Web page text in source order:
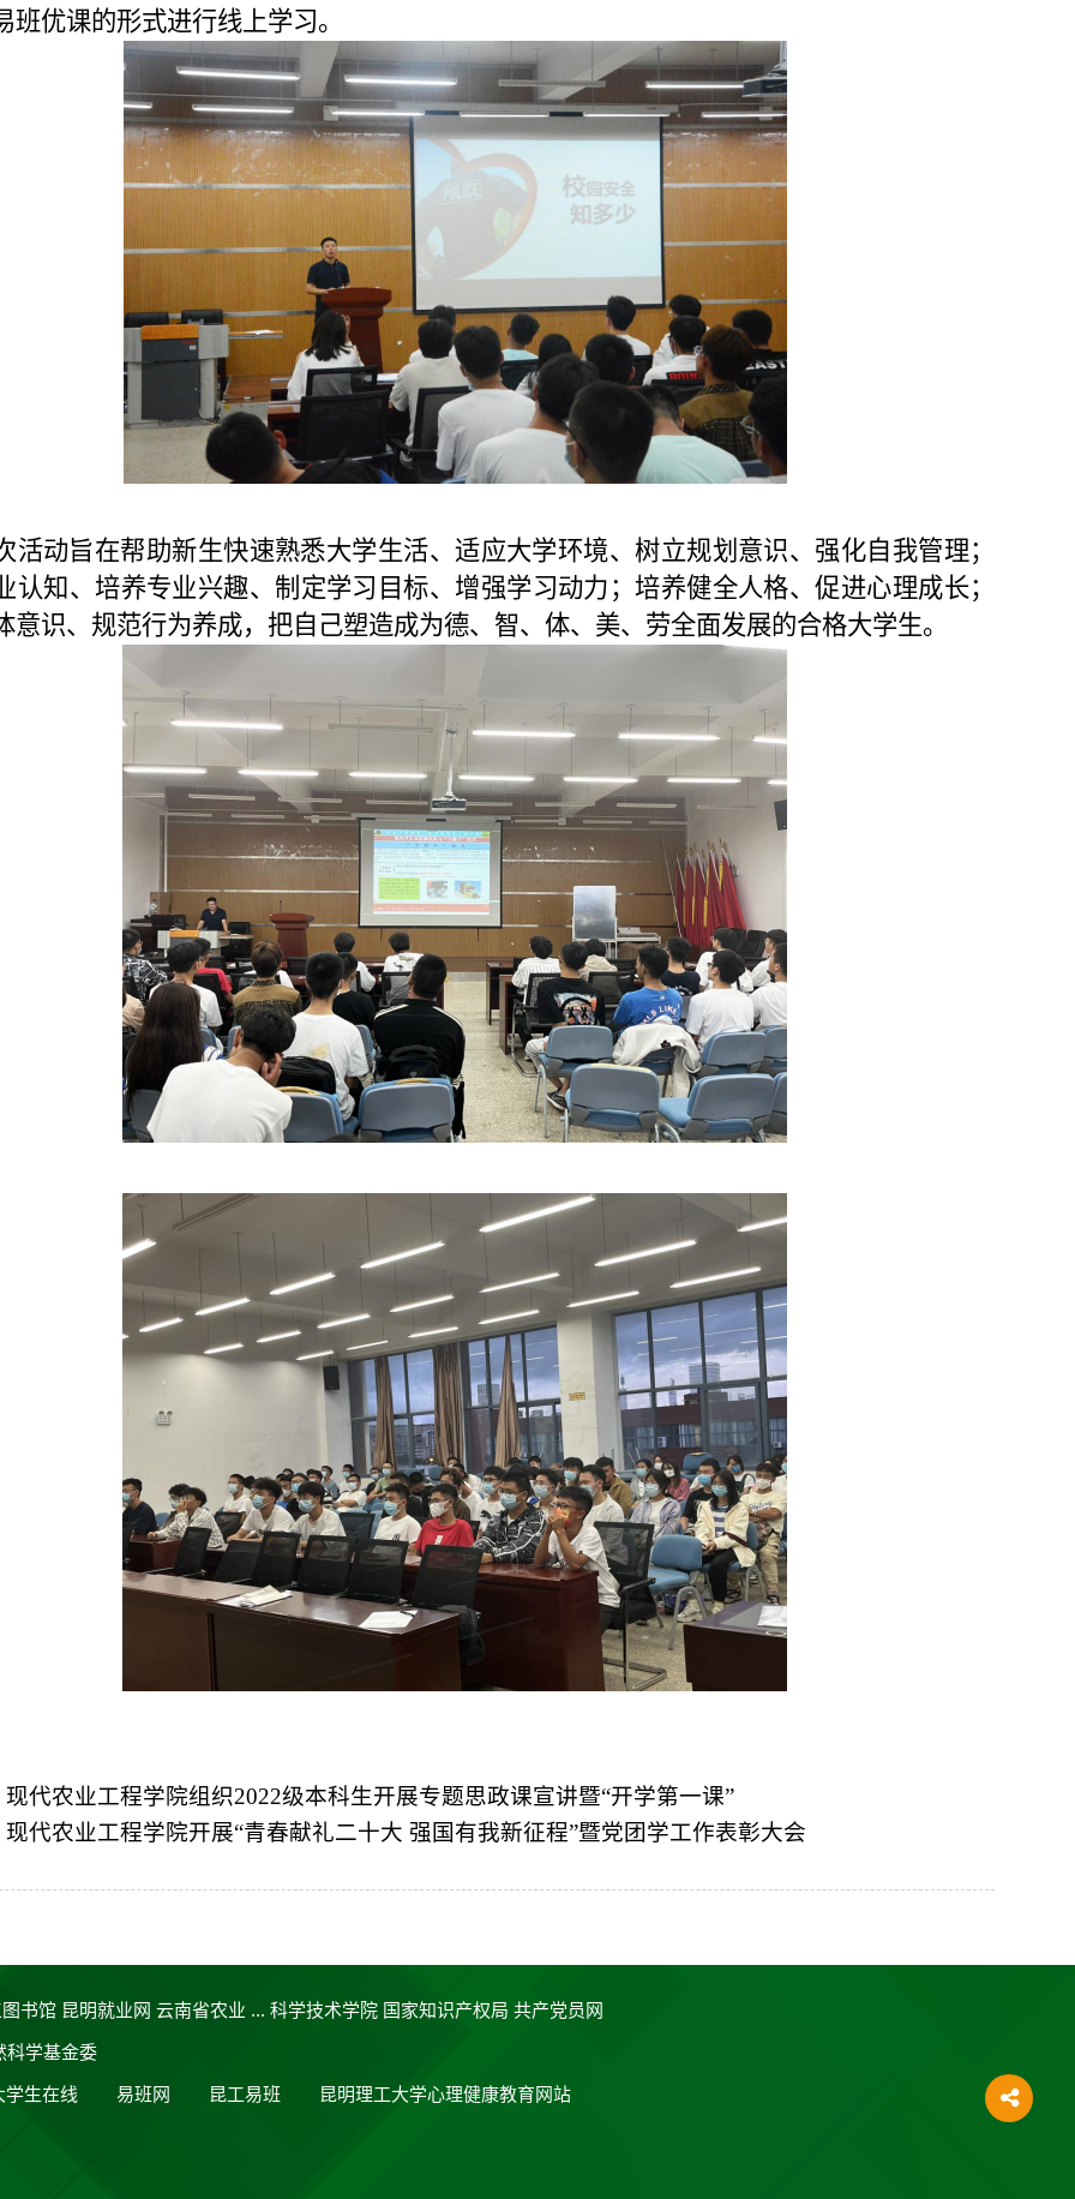
班优课的形式进行线上学习。
活动旨在帮助新生快速熟悉大学生活、适应大学环境、树立规划意识、强化自我管理；
认知、培养专业兴趣、制定学习目标、增强学习动力；培养健全人格、促进心理成长；
意识、规范行为养成，把自己塑造成为德、智、体、美、劳全面发展的合格大学生。
现代农业工程学院组织2022级本科生开展专题思政课宣讲暨“开学第一课”
现代农业工程学院开展“青春献礼二十大 强国有我新征程”暨党团学工作表彰大会
书馆 昆明就业网 云南省农业 ... 科学技术学院 国家知识产权局 共产党员网
科学基金委
学生在线 易班网 昆工易班 昆明理工大学心理健康教育网站